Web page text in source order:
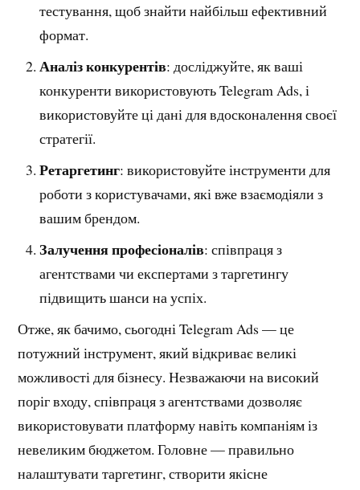
тестування, щоб знайти найбільш ефективний
формат.
Аналіз конкурентів: досліджуйте, як ваші
конкуренти використовують Telegram Ads, і
використовуйте ці дані для вдосконалення своєї
стратегії.
Ретаргетинг: використовуйте інструменти для
роботи з користувачами, які вже взаємодіяли з
вашим брендом.
Залучення професіоналів: співпраця з
агентствами чи експертами з таргетингу
підвищить шанси на успіх.
Отже, як бачимо, сьогодні Telegram Ads — це
потужний інструмент, який відкриває великі
можливості для бізнесу. Незважаючи на високий
поріг входу, співпраця з агентствами дозволяє
використовувати платформу навіть компаніям із
невеликим бюджетом. Головне — правильно
налаштувати таргетинг, створити якісне